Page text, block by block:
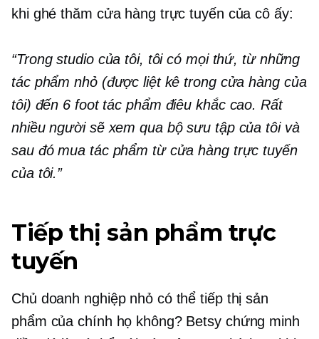
khi ghé thăm cửa hàng trực tuyến của cô ấy:
“Trong studio của tôi, tôi có mọi thứ, từ những
tác phẩm nhỏ (được liệt kê trong cửa hàng của
tôi) đến 6 foottác phẩm điêu khắc cao. Rất
nhiều người sẽ xem qua bộ sưu tập của tôi và
sau đó mua tác phẩm từ cửa hàng trực tuyến
của tôi.”
Tiếp thị sản phẩm trực
tuyến
Chủ doanh nghiệp nhỏ có thể tiếp thị sản
phẩm của chính họ không? Betsy chứng minh